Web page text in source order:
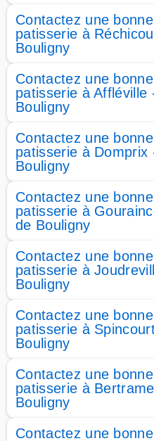
Contactez une
patisserie à
Bouligny
Contactez une
patisserie à
Bouligny
Contactez une
patisserie à
Bouligny
Contactez une
patisserie à
de Bouligny
Contactez une
patisserie à
Bouligny
Contactez une
patisserie à
Bouligny
Contactez une
patisserie à
Bouligny
Contactez une